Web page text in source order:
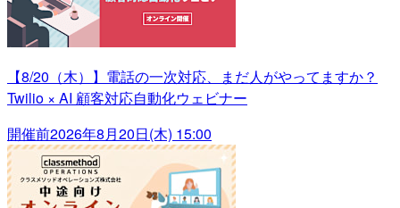
【8/20（木）】電話の一次対応、まだ人がやってますか？
Twilio × AI 顧客対応自動化ウェビナー
開催前2026年8月20日(木) 15:00